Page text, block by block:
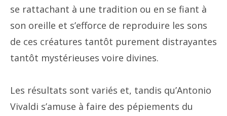
se rattachant à une tradition ou en se fiant à
son oreille et s’efforce de reproduire les sons
de ces créatures tantôt purement distrayantes
tantôt mystérieuses voire divines.
Les résultats sont variés et, tandis qu’Antonio
Vivaldi s’amuse à faire des pépiements du